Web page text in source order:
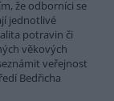
že odborníci se
jednotlivé
potravin či
věkových
veřejnost
Bedřicha